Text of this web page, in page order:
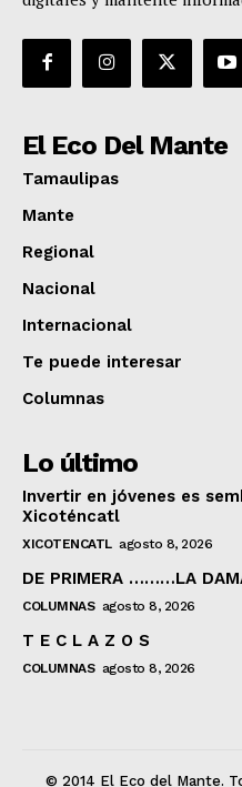
El Eco Del Mante
Tamaulipas
Mante
Regional
Nacional
Internacional
Te puede interesar
Columnas
Lo último
Invertir en jóvenes es
Xicoténcatl
XICOTENCATL agosto 8, 2026
DE PRIMERA ………LA
COLUMNAS agosto 8, 2026
T E C L A Z O S
COLUMNAS agosto 8, 2026
© 2014 El Eco del Mante.